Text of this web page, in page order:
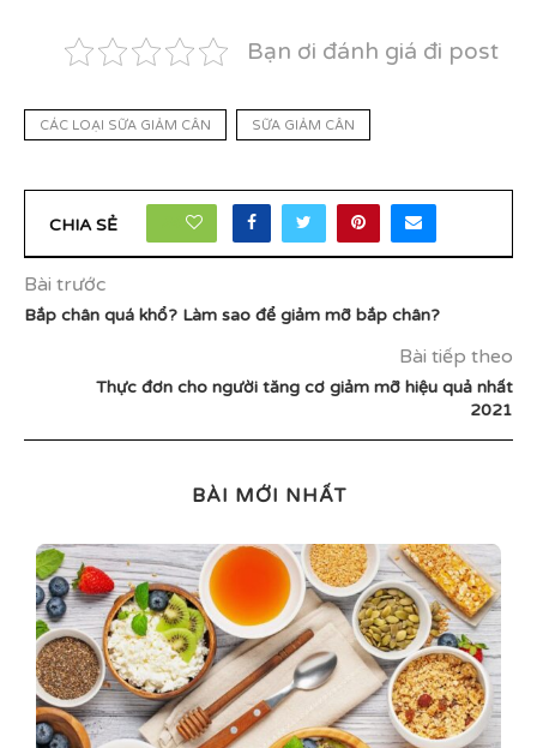
Bạn ơi đánh giá đi post
CÁC LOẠI SỮA GIẢM CÂN SỮA GIẢM CÂN
CHIA SẺ
Bài trước
Bắp chân quá khổ? Làm sao để giảm mỡ bắp chân?
Bài tiếp theo
Thực đơn cho người tăng cơ giảm mỡ hiệu quả nhất
2021
BÀI MỚI NHẤT